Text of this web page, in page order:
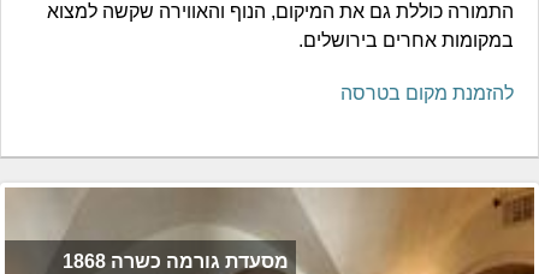
התמורה כוללת גם את המיקום, הנוף והאווירה שקשה למצוא
במקומות אחרים בירושלים.
להזמנת מקום בטרסה
1868 מסעדת גורמה כשרה